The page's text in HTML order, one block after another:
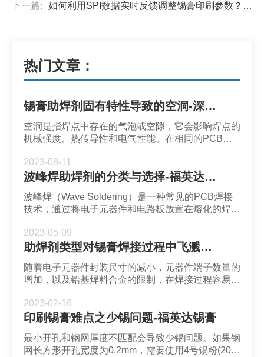
下一篇: 如何利用SPI数据实时反馈调整锡膏印刷参数？-深圳福英达
热门文章：
锡膏助焊剂固有特性导致的空洞-深圳市福英达
空洞是指焊点中存在的气泡或空隙，它会影响焊点的
机械强度、热传导性和电气性能。在相同的PCB和
则表现出卓越的控制焊点空洞的特性。
2023-08-11
波峰焊助焊剂的分类与选择-福英达助焊剂
波峰焊（Wave Soldering）是一种常见的PCB焊接
技术，通过将电子元器件和电路板放置在熔化的焊锡
高焊接质量和效率。
2023-05-09
助焊剂类型对锡膏焊接过程中飞溅的影响-福英达焊锡膏
随着电子元器件封装尺寸的减小，元器件端子数量的
增加，以及铅基焊料合金的限制，在焊接过程容易出
使用有关。助焊剂的不良副作用可能以焊剂飞溅的形
式出现，进而影响焊点的稳定性和可靠性。
2023-02-16
印刷锡膏难点之少锡问题-福英达锡膏
最小开孔和钢网厚度不匹配会导致少锡问题。如果钢
网长方形开孔宽度为0.2mm，需要使用4号锡粉(20-